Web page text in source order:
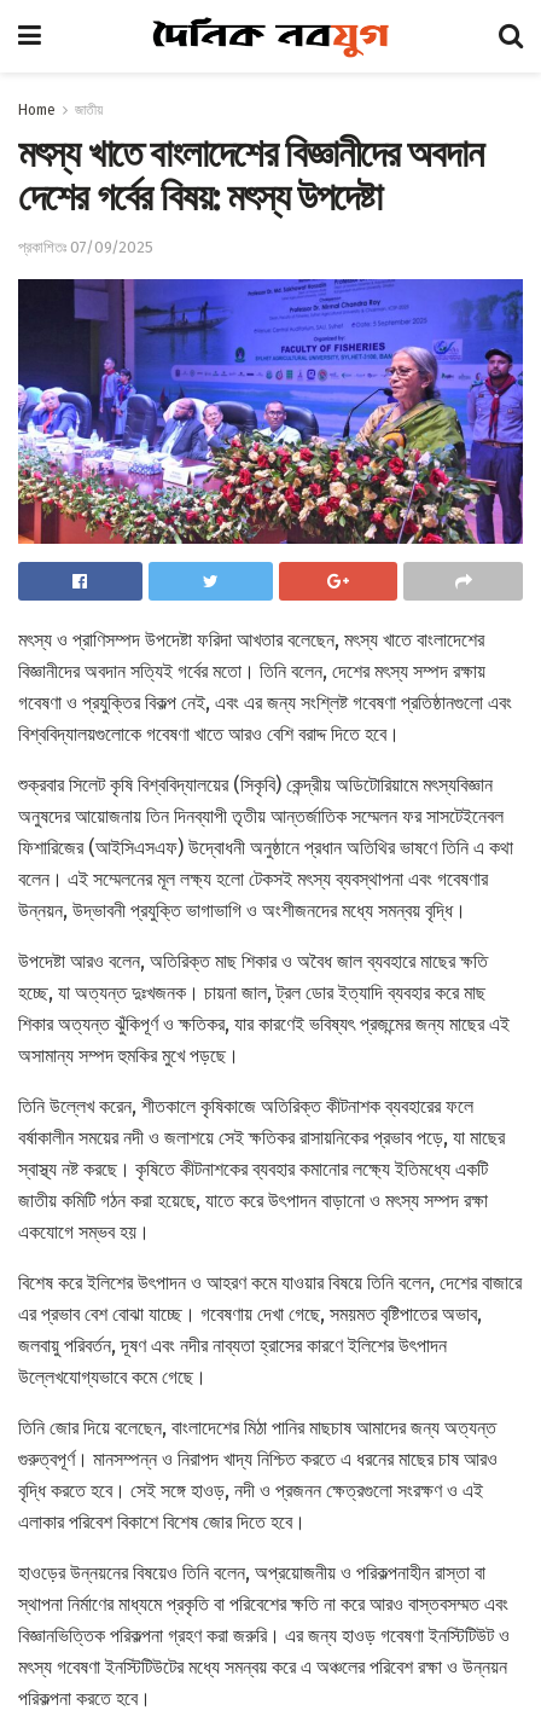
Home জাতীয়
মৎস্য খাতে বাংলাদেশের বিজ্ঞানীদের অবদান
দেশের গর্বের বিষয়: মৎস্য উপদেষ্টা
প্রকাশিতঃ 07/09/2025
মৎস্য ও প্রাণিসম্পদ উপদেষ্টা ফরিদা আখতার বলেছেন, মৎস্য খাতে বাংলাদেশের
বিজ্ঞানীদের অবদান সত্যিই গর্বের মতো। তিনি বলেন, দেশের মৎস্য সম্পদ রক্ষায়
গবেষণা ও প্রযুক্তির বিকল্প নেই, এবং এর জন্য সংশ্লিষ্ট গবেষণা প্রতিষ্ঠানগুলো এবং
বিশ্ববিদ্যালয়গুলোকে গবেষণা খাতে আরও বেশি বরাদ্দ দিতে হবে।
শুক্রবার সিলেট কৃষি বিশ্ববিদ্যালয়ের (সিকৃবি) কেন্দ্রীয় অডিটোরিয়ামে মৎস্যবিজ্ঞান
অনুষদের আয়োজনায় তিন দিনব্যাপী তৃতীয় আন্তর্জাতিক সম্মেলন ফর সাসটেইনেবল
ফিশারিজের (আইসিএসএফ) উদ্বোধনী অনুষ্ঠানে প্রধান অতিথির ভাষণে তিনি এ কথা
বলেন। এই সম্মেলনের মূল লক্ষ্য হলো টেকসই মৎস্য ব্যবস্থাপনা এবং গবেষণার
উন্নয়ন, উদ্ভাবনী প্রযুক্তি ভাগাভাগি ও অংশীজনদের মধ্যে সমন্বয় বৃদ্ধি।
উপদেষ্টা আরও বলেন, অতিরিক্ত মাছ শিকার ও অবৈধ জাল ব্যবহারে মাছের ক্ষতি
হচ্ছে, যা অত্যন্ত দুঃখজনক। চায়না জাল, ট্রল ডোর ইত্যাদি ব্যবহার করে মাছ
শিকার অত্যন্ত ঝুঁকিপূর্ণ ও ক্ষতিকর, যার কারণেই ভবিষ্যৎ প্রজন্মের জন্য মাছের এই
অসামান্য সম্পদ হুমকির মুখে পড়ছে।
তিনি উল্লেখ করেন, শীতকালে কৃষিকাজে অতিরিক্ত কীটনাশক ব্যবহারের ফলে
বর্ষাকালীন সময়ের নদী ও জলাশয়ে সেই ক্ষতিকর রাসায়নিকের প্রভাব পড়ে, যা মাছের
স্বাস্থ্য নষ্ট করছে। কৃষিতে কীটনাশকের ব্যবহার কমানোর লক্ষ্যে ইতিমধ্যে একটি
জাতীয় কমিটি গঠন করা হয়েছে, যাতে করে উৎপাদন বাড়ানো ও মৎস্য সম্পদ রক্ষা
একযোগে সম্ভব হয়।
বিশেষ করে ইলিশের উৎপাদন ও আহরণ কমে যাওয়ার বিষয়ে তিনি বলেন, দেশের বাজারে
এর প্রভাব বেশ বোঝা যাচ্ছে। গবেষণায় দেখা গেছে, সময়মত বৃষ্টিপাতের অভাব,
জলবায়ু পরিবর্তন, দূষণ এবং নদীর নাব্যতা হ্রাসের কারণে ইলিশের উৎপাদন
উল্লেখযোগ্যভাবে কমে গেছে।
তিনি জোর দিয়ে বলেছেন, বাংলাদেশের মিঠা পানির মাছচাষ আমাদের জন্য অত্যন্ত
গুরুত্বপূর্ণ। মানসম্পন্ন ও নিরাপদ খাদ্য নিশ্চিত করতে এ ধরনের মাছের চাষ আরও
বৃদ্ধি করতে হবে। সেই সঙ্গে হাওড়, নদী ও প্রজনন ক্ষেত্রগুলো সংরক্ষণ ও এই
এলাকার পরিবেশ বিকাশে বিশেষ জোর দিতে হবে।
হাওড়ের উন্নয়নের বিষয়েও তিনি বলেন, অপ্রয়োজনীয় ও পরিকল্পনাহীন রাস্তা বা
স্থাপনা নির্মাণের মাধ্যমে প্রকৃতি বা পরিবেশের ক্ষতি না করে আরও বাস্তবসম্মত এবং
বিজ্ঞানভিত্তিক পরিকল্পনা গ্রহণ করা জরুরি। এর জন্য হাওড় গবেষণা ইনস্টিটিউট ও
মৎস্য গবেষণা ইনস্টিটিউটের মধ্যে সমন্বয় করে এ অঞ্চলের পরিবেশ রক্ষা ও উন্নয়ন
পরিকল্পনা করতে হবে।